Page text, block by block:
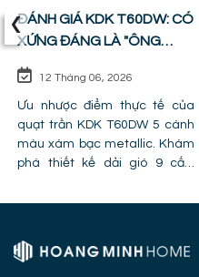
ĐÁNH GIÁ KDK T60DW: CÓ
XỨNG ĐÁNG LÀ "ÔNG
12 Tháng 06, 2026
Ưu nhược điểm thực tế của
quạt trần KDK T60DW 5 cánh
màu xám bạc metallic. Khám
phá thiết kế dải gió 9 cấp,
lỗi lắp đặt khiến quạt bị giảm
‹